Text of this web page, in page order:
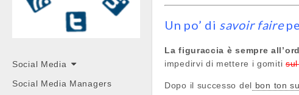
Main
menu
Skip
content
Social Media
Social Media Managers
Un po’ di savoir faire
La figuraccia è sempre
impedirvi di mettere i gomiti
Dopo il successo del bon ton